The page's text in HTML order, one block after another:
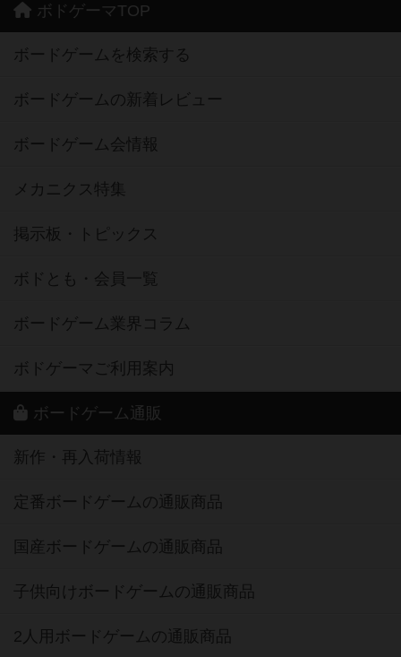
ボドゲーマTOP
ボードゲームを検索する
ボードゲームの新着レビュー
ボードゲーム会情報
メカニクス特集
掲示板・トピックス
ボドとも・会員一覧
ボードゲーム業界コラム
ボドゲーマご利用案内
ボードゲーム通販
新作・再入荷情報
定番ボードゲームの通販商品
国産ボードゲームの通販商品
子供向けボードゲームの通販商品
2人用ボードゲームの通販商品